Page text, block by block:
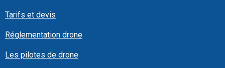
Tarifs et devis
Réglementation drone
Les pilotes de drone